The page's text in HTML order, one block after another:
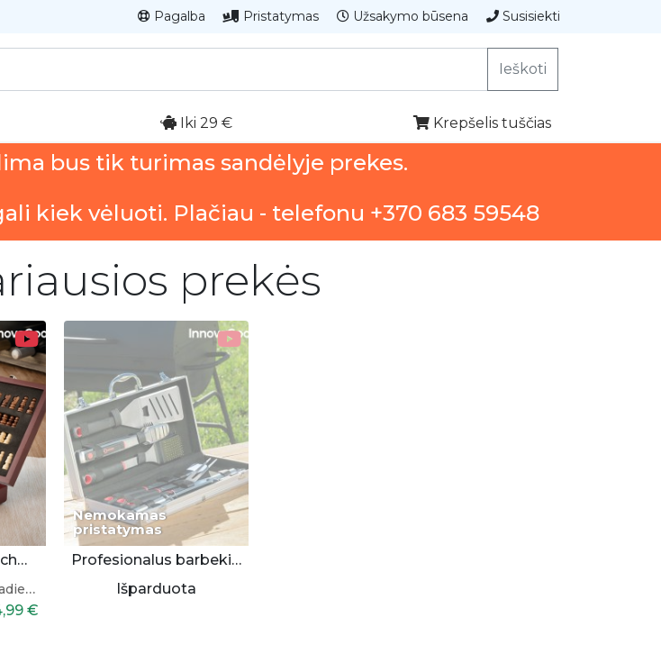
Pagalba Pristatymas Užsakymo būsena Susisiekti
Ieškoti
Iki 29 € Krepšelis tuščias
bus tik turimas sandėlyje prekes.
kiek vėluoti. Plačiau - telefonu +370 683 59548
prekės
Rinkinys vynui - šachmatai (37 vnt.)
€
Nemokamas
pristatymas
Profesionalus barbekiu 11 vnt. įrankių rinkinys
Išparduota